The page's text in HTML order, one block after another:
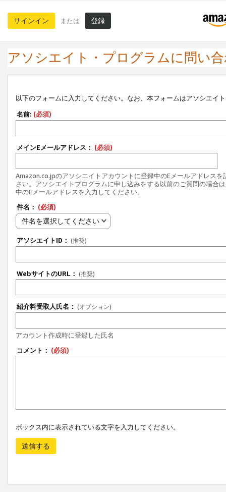
サインイン または 登録
アソシエイト・プログラムに問い
以下のフォームに入力してください。なお、本フォームはアソシエイ
名前: (必須)
メインEメールアドレス： (必須)
Amazon.co.jpのアソシエイトアカウントに登録中のEメールアドレスを
さい。アソシエイトプログラムに申し込みをする以前のご質問の場合
中のEメールアドレスを入力してください。
件名： (必須)
件名を選択してください
アソシエイトID： (推奨)
WebサイトのURL： (推奨)
紹介料受取人氏名： (オプション)
アカウント作成時に登録した氏名
コメント： (必須)
ボックス内に表示されている文字を入力してください。
送信する